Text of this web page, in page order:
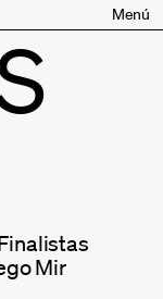
Menú
Mir